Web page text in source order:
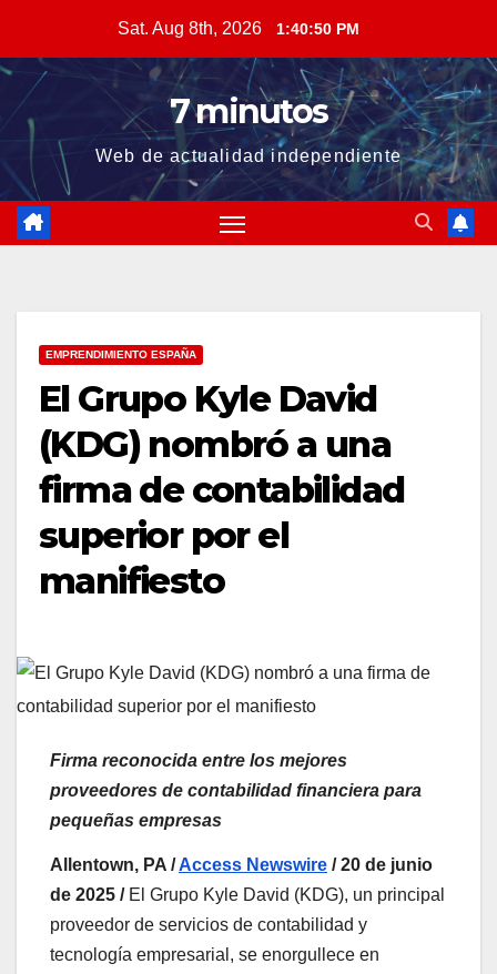
content
Sat. Aug 8th, 2026 1:40:50 PM
7 minutos
Web de actualidad independiente
EMPRENDIMIENTO ESPAÑA
El Grupo Kyle David
(KDG) nombró a una
firma de contabilidad
superior por el
manifiesto
Firma reconocida entre los mejores
proveedores de contabilidad financiera para
pequeñas empresas
Allentown, PA /Access Newswire / 20 de junio
de 2025 / El Grupo Kyle David (KDG), un principal
proveedor de servicios de contabilidad y
tecnología empresarial, se enorgullece en